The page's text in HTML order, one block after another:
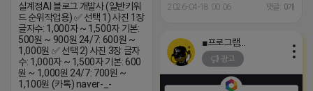
2026-04-18 00:06 댓글: 0개
실계정AI 블로그 개발사 (일반키워
드 순위작업용) ✅ 선택 1) 사진 1장
글자수: 1,000자 ~ 1,500자 기본:
500원 ~ 900원 24/7: 600원 ~
1,000원 ✅ 선택 2) 사진 3장 글자
수: 1,000자 ~ 1,500자 기본: 600
원 ~ 1,000원 24/7: 700원 ~
1,100원 (카톡) naver-_-
광고